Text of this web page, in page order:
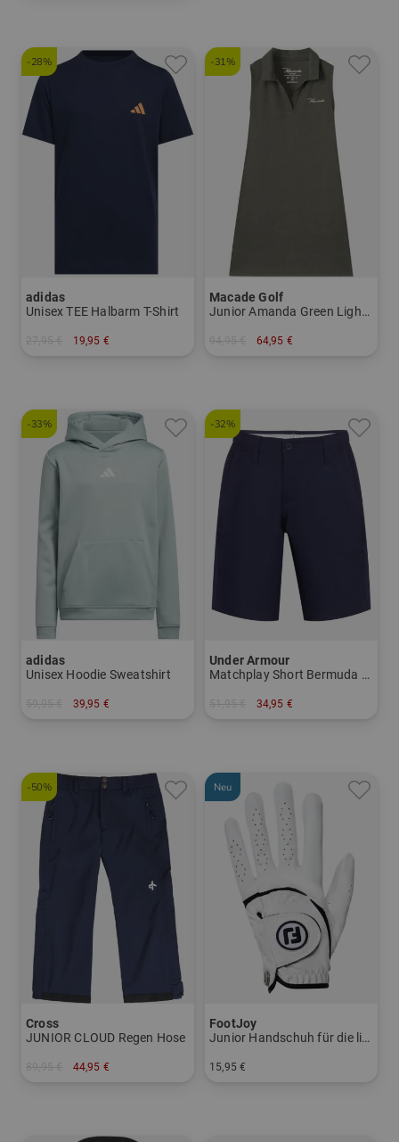
-28%
adidas
Unisex TEE Halbarm T-Shirt
19,95 €
-31%
Macade Golf
Junior Amanda Green Lightweight Dress Ohne Arm Kleid
64,95 €
-33%
adidas
Unisex Hoodie Sweatshirt
39,95 €
-32%
Under Armour
Matchplay Short Bermuda Hose
34,95 €
-50%
Cross
JUNIOR CLOUD Regen Hose
44,95 €
Neu
FootJoy
Junior Handschuh für die linke Hand
15,95 €